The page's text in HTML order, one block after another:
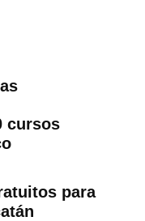
cursos
para